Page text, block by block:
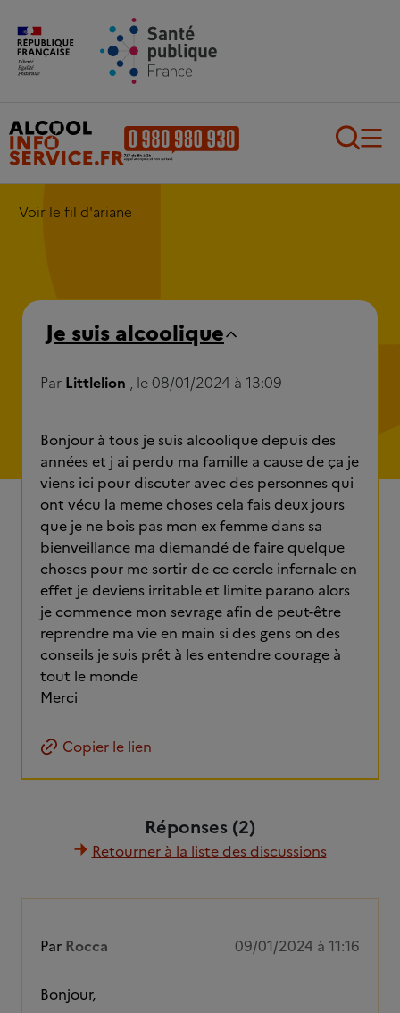
Aller au contenu principal
Voir le fil d'ariane
Je suis alcoolique
Par Littlelion , le 08/01/2024 à 13:09
Bonjour à tous je suis alcoolique depuis des
années et j ai perdu ma famille a cause de ça je
viens ici pour discuter avec des personnes qui
ont vécu la meme choses cela fais deux jours
que je ne bois pas mon ex femme dans sa
bienveillance ma diemandé de faire quelque
choses pour me sortir de ce cercle infernale en
effet je deviens irritable et limite parano alors
je commence mon sevrage afin de peut-être
reprendre ma vie en main si des gens on des
conseils je suis prêt à les entendre courage à
tout le monde
Merci
Copier le lien
Réponses (2)
Retourner à la liste des discussions
Par Rocca 09/01/2024 à 11:16
Bonjour,